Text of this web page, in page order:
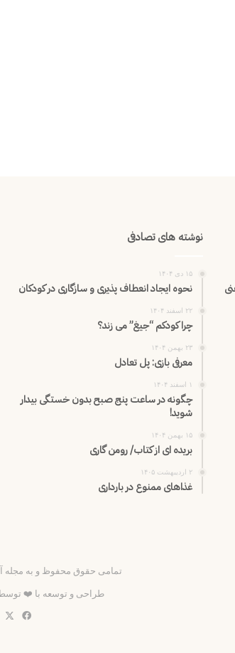
نوشته های تصادفی
۱۵ دی ۱۴۰۴
نحوه ایجاد انعطاف پذیری و سازگاری در کودکان
۲۲ اسفند ۱۴۰۴
چرا کودکم “جیغ” می زند؟
۲۳ بهمن ۱۴۰۴
معرفی بازی: پل تعادل
۱ اسفند ۱۴۰۴
چگونه در ساعت پنج صبح بدون خستگی بیدار
شوید!
۱۵ بهمن ۱۴۰۴
بریده ای از کتاب/ رومن گاری
۲ اردیبهشت ۱۴۰۵
غذاهای ممنوع در بارداری
تمامی حقوق محفوظ و به مجله
طراحی و توسعه با ❤️
فیس